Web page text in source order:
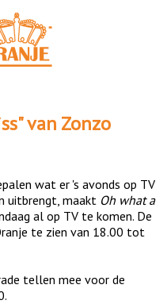
" van Zonzo
wat er 's avonds op TV
uitbrengt, maakt Oh what a
al op TV te komen. De
te zien van 18.00 tot
tellen mee voor de